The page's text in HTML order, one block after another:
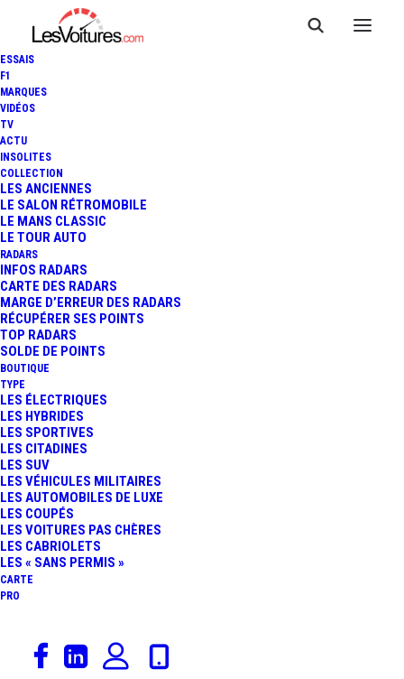
ESSAIS
F1
MARQUES
VIDÉOS
TV
ACTU
INSOLITES
COLLECTION
LES ANCIENNES
LE SALON RÉTROMOBILE
LE MANS CLASSIC
LE TOUR AUTO
RADARS
INFOS RADARS
CARTE DES RADARS
MARGE D’ERREUR DES RADARS
RÉCUPÉRER SES POINTS
TOP RADARS
SOLDE DE POINTS
BOUTIQUE
TYPE
LES ÉLECTRIQUES
LES HYBRIDES
LES SPORTIVES
LES CITADINES
LES SUV
LES VÉHICULES MILITAIRES
LES AUTOMOBILES DE LUXE
LES COUPÉS
LES VOITURES PAS CHÈRES
LES CABRIOLETS
LES « SANS PERMIS »
CARTE
PRO
VIDÉO : PRÉSENTATION DE LA
NISSAN GT-R NISMO GT3
1 Minute
Souvenez-vous, en octobre dernier nous avions réalisé
un incroyable essai de la